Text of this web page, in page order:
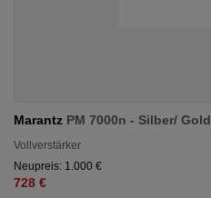
Marantz PM 7000n - Silber/ Gold
Vollverstärker
Neupreis: 1.000 €
728 €